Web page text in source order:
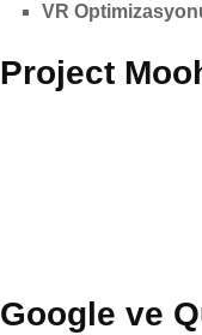
VR
Project
Google ve